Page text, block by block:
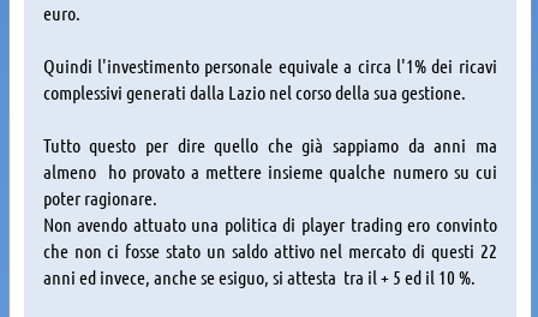
euro.
Quindi l'investimento personale equivale a circa l'1% dei ricavi
complessivi generati dalla Lazio nel corso della sua gestione.
Tutto questo per dire quello che già sappiamo da anni ma
almeno ho provato a mettere insieme qualche numero su cui
poter ragionare.
Non avendo attuato una politica di player trading ero convinto
che non ci fosse stato un saldo attivo nel mercato di questi 22
anni ed invece, anche se esiguo, si attesta tra il + 5 ed il 10 %.